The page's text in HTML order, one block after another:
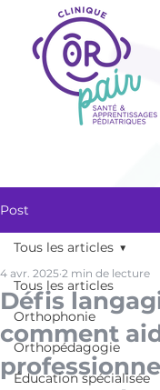
Post
Tous les articles
Orthophonie
Orthopédagogie
Éducation spécialisée
Tous les articles
Défis
comment
4 avr. 2025 2 min de lecture